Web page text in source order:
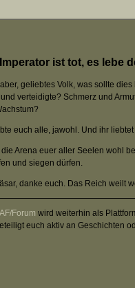
ist tot, es lebe
geliebtes Volk, was sollte
verteidigte? Schmerz und
euch alle, jawohl. Und ihr
die Arena euer aller Seelen wohl
und siegen dürfen.
danke euch. Das Reich weilt
Forum wird weiterhin als
euch aktiv an Geschichten